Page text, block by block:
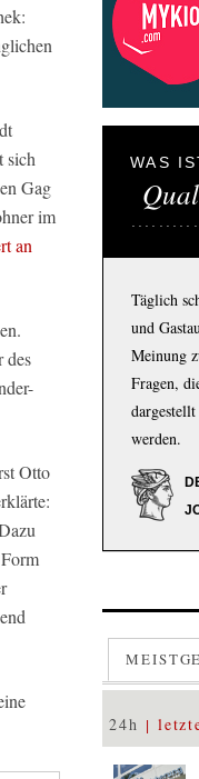
sich
Gag
im
an
des
Otto
WAS
Täglich
und
Meinung
Fragen,
werden.
24h